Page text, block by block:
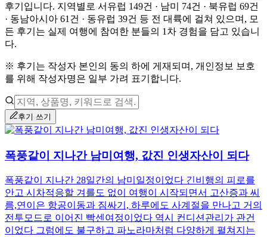
후기입니다. 지역별로 서유럽 149건 · 남미 74건 · 북유럽 69건
· 동남아시아 61건 · 동유럽 39건 등 전 대륙에 걸쳐 있으며, 모
든 후기는 실제 여행에 참여한 분들의 1차 경험을 담고 있습니
다.
※ 후기는 작성자 본인의 동의 하에 게재되며, 개인정보 보호
를 위해 작성자명은 일부 가려 표기합니다.
후기 쓰기
폭풍같이 지나간 남미여행, 값진 인생자산이 되다
폭풍같이 지나간 28일간의 남미일정이었다 긴비행의 피로를
안고 시차적응할 겨를도 없이 여행이 시작되면서 고산증과 씨
름,연이은 항공이동과 짐싸기, 하루에도 사계절을 만나고 거의
전투모드로 이어진 빡센여정이었다 역시 컨디션관리가 관건
이었다 그럼에도 불구하고 파노라마처럼 다양하게 펼쳐지는